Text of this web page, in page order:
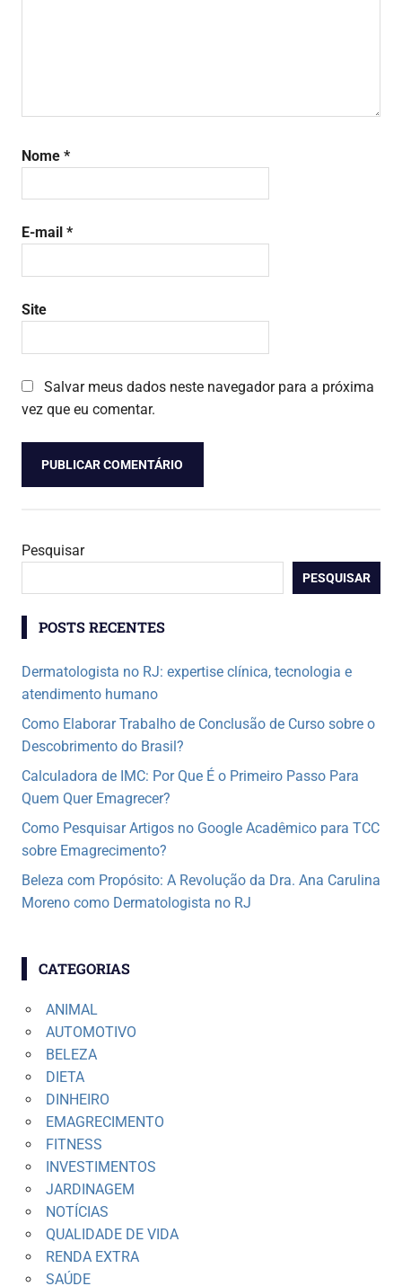
Nome *
E-mail *
Site
Salvar meus dados neste navegador para a próxima
vez que eu comentar.
Pesquisar
PESQUISAR
POSTS RECENTES
Dermatologista no RJ: expertise clínica, tecnologia e
atendimento humano
Como Elaborar Trabalho de Conclusão de Curso sobre o
Descobrimento do Brasil?
Calculadora de IMC: Por Que É o Primeiro Passo Para
Quem Quer Emagrecer?
Como Pesquisar Artigos no Google Acadêmico para TCC
sobre Emagrecimento?
Beleza com Propósito: A Revolução da Dra. Ana Carulina
Moreno como Dermatologista no RJ
CATEGORIAS
ANIMAL
AUTOMOTIVO
BELEZA
DIETA
DINHEIRO
EMAGRECIMENTO
FITNESS
INVESTIMENTOS
JARDINAGEM
NOTÍCIAS
QUALIDADE DE VIDA
RENDA EXTRA
SAÚDE